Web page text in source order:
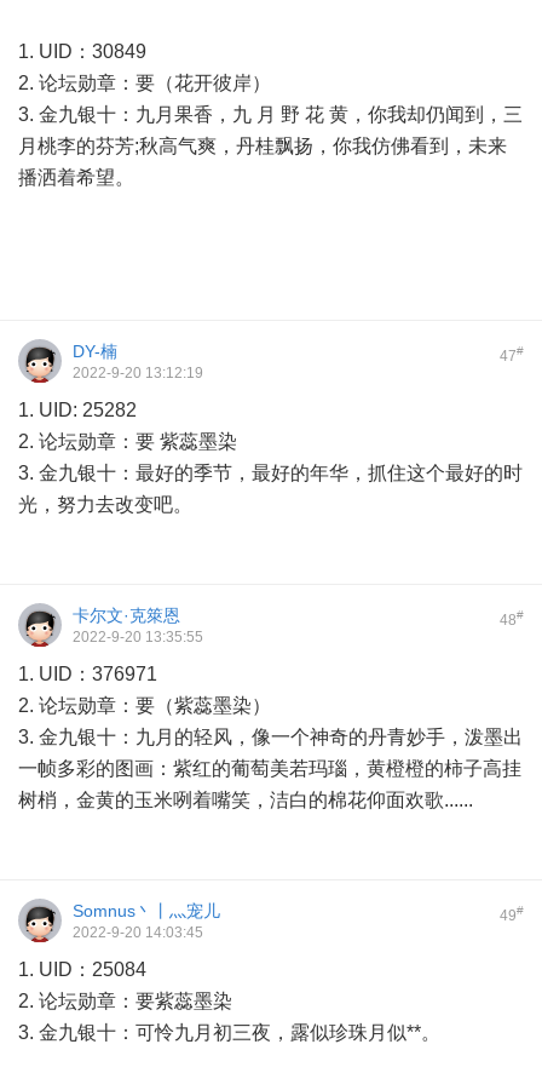
1. UID：30849
2. 论坛勋章：要（花开彼岸）
3. 金九银十：九月果香，九 月 野 花 黄，你我却仍闻到，三
月桃李的芬芳;秋高气爽，丹桂飘扬，你我仿佛看到，未来
播洒着希望。
47#
DY-楠
2022-9-20 13:12:19
1. UID: 25282
2. 论坛勋章：要 紫蕊墨染
3. 金九银十：最好的季节，最好的年华，抓住这个最好的时
光，努力去改变吧。
48#
卡尔文·克箂恩
2022-9-20 13:35:55
1. UID：376971
2. 论坛勋章：要（紫蕊墨染）
3. 金九银十：九月的轻风，像一个神奇的丹青妙手，泼墨出
一帧多彩的图画：紫红的葡萄美若玛瑙，黄橙橙的柿子高挂
树梢，金黄的玉米咧着嘴笑，洁白的棉花仰面欢歌......
49#
Somnus丶丨灬宠儿
2022-9-20 14:03:45
1. UID：25084
2. 论坛勋章：要紫蕊墨染
3. 金九银十：可怜九月初三夜，露似珍珠月似**。